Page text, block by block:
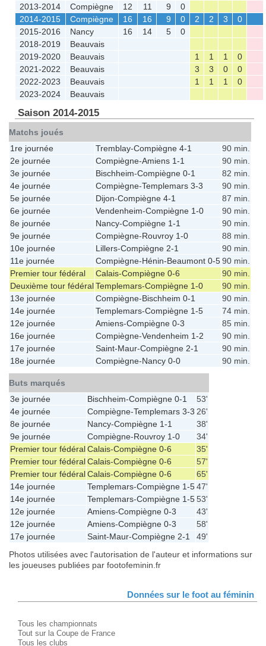
2013-2014
Compiègne 12 11 9
0
2014-2015
Compiègne 16 16 9 0 2 2 3
0
2015-2016
Nancy 16 14 5
0
2018-2019
Beauvais
2019-2020
Beauvais 1 1 1
0
2021-2022
Beauvais 3 3 0
0
2022-2023
Beauvais 1 1 1
0
2023-2024
Beauvais
Saison 2014-2015
Matchs joués
1re journée
Tremblay-Compiègne 4-1
90 min.
2e journée
Compiègne-Amiens 1-1
90 min.
3e journée
Bischheim-Compiègne 0-1
82 min.
4e journée
Compiègne-Templemars 3-3
90 min.
5e journée
Dijon-Compiègne 4-1
87 min.
6e journée
Vendenheim-Compiègne 1-0
90 min.
8e journée
Nancy-Compiègne 1-1
90 min.
9e journée
Compiègne-Rouvroy 1-0
88 min.
10e journée
Lillers-Compiègne 2-1
90 min.
11e journée
Compiègne-Hénin-Beaumont 0-590 min.
Premier tour fédéral
Calais-Compiègne 0-6
90 min.
Deuxième tour fédéralTemplemars-Compiègne 1-0
90 min.
13e journée
Compiègne-Bischheim 0-1
90 min.
14e journée
Templemars-Compiègne 1-5
74 min.
12e journée
Amiens-Compiègne 0-3
85 min.
16e journée
Compiègne-Vendenheim 1-2
90 min.
17e journée
Saint-Maur-Compiègne 2-1
90 min.
18e journée
Compiègne-Nancy 0-0 90 min.
Buts marqués
3e journée
Bischheim-Compiègne 0-1
53'
4e journée
Compiègne-Templemars 3-3 26'
8e journée
Nancy-Compiègne 1-1
38'
9e journée
Compiègne-Rouvroy 1-0
34'
Premier tour fédéralCalais-Compiègne 0-6
35'
Premier tour fédéralCalais-Compiègne 0-6
57'
Premier tour fédéralCalais-Compiègne 0-6
65'
14e journée
Templemars-Compiègne 1-547'
14e journée
Templemars-Compiègne 1-553'
12e journée
Amiens-Compiègne 0-3
43'
12e journée
Amiens-Compiègne 0-3
58'
17e journée
Saint-Maur-Compiègne 2-1
49'
Photos utilisées avec l'autorisation de l'auteur et informations sur
les joueuses publiées par footofeminin.fr
Données sur le foot au féminin
Tous les championnats
Tout sur la Coupe de France
Tous les clubs